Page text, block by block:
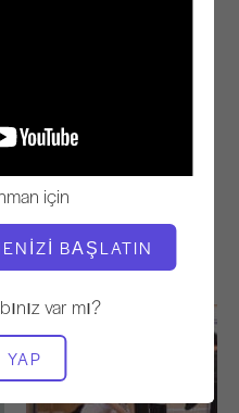
için
BAŞLATIN
var mı?
Egzersizler